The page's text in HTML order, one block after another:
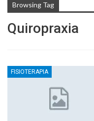
Browsing Tag
Quiropraxia
FISIOTERAPIA